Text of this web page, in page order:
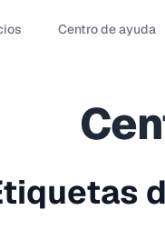
Centro de ayuda